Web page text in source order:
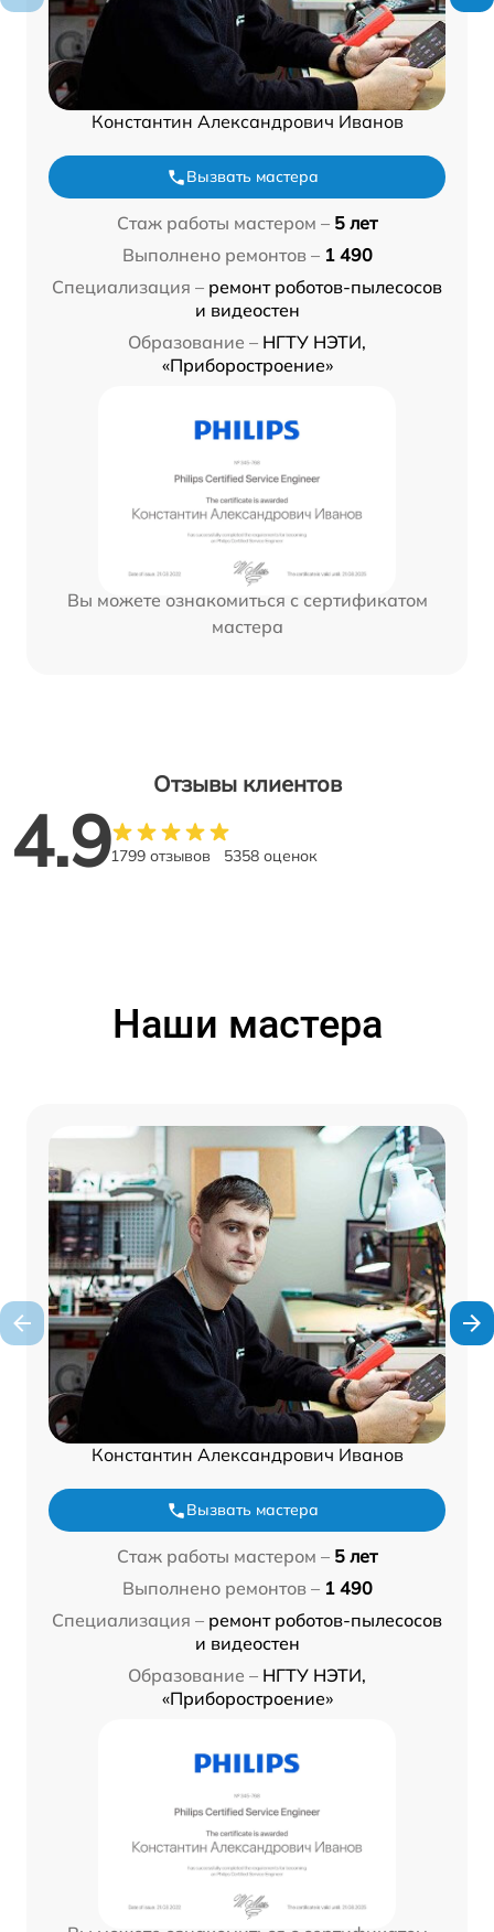
Константин Александрович Иванов
Вызвать мастера
Стаж работы мастером – 5 лет
Выполнено ремонтов – 1 490
Специализация – ремонт роботов-пылесосов
и видеостен
Образование – НГТУ НЭТИ,
«Приборостроение»
Вы можете ознакомиться с сертификатом
мастера
Отзывы клиентов
4.91799 отзывов 5358 оценок
Наши мастера
Константин Александрович Иванов
Вызвать мастера
Стаж работы мастером – 5 лет
Выполнено ремонтов – 1 490
Специализация – ремонт роботов-пылесосов
и видеостен
Образование – НГТУ НЭТИ,
«Приборостроение»